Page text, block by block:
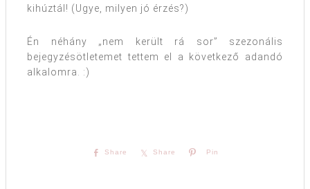
kihúztál! (Ugye, milyen jó érzés?)
Én néhány „nem került rá sor” szezonális
bejegyzésötletemet tettem el a következő adandó
alkalomra. :)
Share Share Pin